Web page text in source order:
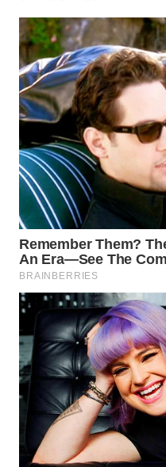
WN
CIREBON
WN
INDRAMAYU
WN
KUNINGAN
WN
MAJALENGKA
WN
SUBANG
WN
SUKABUMI
WN
PURWAKARTA
PRIANGAN